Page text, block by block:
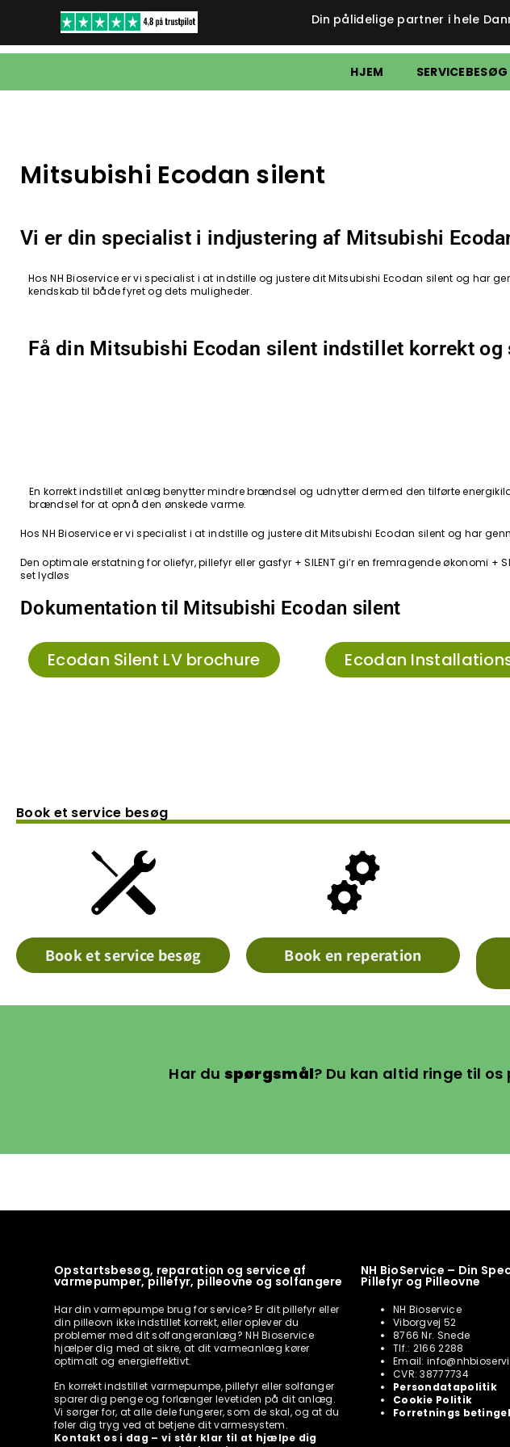
Din pålidelige partner i hele
HJEM SERVICEBESØG
Mitsubishi Ecodan silent
Vi er din specialist i indjustering af Mitsubishi
Hos NH Bioservice er vi specialist i at indstille og justere dit Mitsubishi Ecodan silent og har
kendskab til både fyret og dets muligheder.
Få din Mitsubishi Ecodan silent indstillet korrekt og
En korrekt indstillet anlæg benytter mindre brændsel og udnytter dermed den tilførte
brændsel for at opnå den ønskede varme.
Hos NH Bioservice er vi specialist i at indstille og justere dit Mitsubishi Ecodan silent og har
Den optimale erstatning for oliefyr, pillefyr eller gasfyr + SILENT gi’r en fremragende økonomi +
set lydløs
Dokumentation til Mitsubishi Ecodan silent
Ecodan Silent LV brochure Ecodan
Book et service besøg
Book et service besøg Book en reperation
Har du spørgsmål? Du kan altid ringe til os
Opstartsbesøg, reparation og service af
varmepumper, pillefyr, pilleovne og solfangere
Har din varmepumpe brug for service? Er dit pillefyr eller
din pilleovn ikke indstillet korrekt, eller oplever du
problemer med dit solfangeranlæg? NH Bioservice
hjælper dig med at sikre, at dit varmeanlæg kører
optimalt og energieffektivt.
En korrekt indstillet varmepumpe, pillefyr eller solfanger
sparer dig penge og forlænger levetiden på dit anlæg.
Vi sørger for, at alle dele fungerer, som de skal, og at du
føler dig tryg ved at betjene dit varmesystem.
Kontakt os i dag – vi står klar til at hjælpe dig
NH BioService – Din
Pillefyr og Pilleovne
NH Bioservice
Viborgvej 52
8766 Nr. Snede
Tlf.: 2166 2288
Email:
CVR: 38777734
Persondatapolitik
Cookie Politik
Forretnings